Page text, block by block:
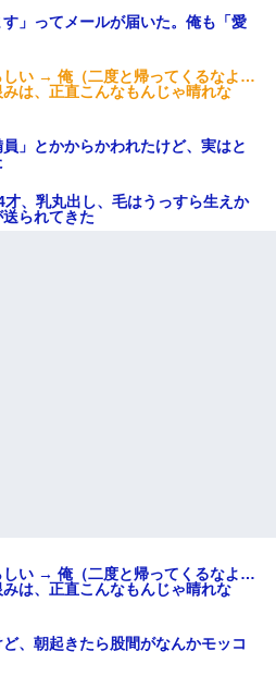
」ってメールが届いた。俺も「愛
しい → 俺（二度と帰ってくるなよ…
は、正直こんなもんじゃ晴れな
」とかからかわれたけど、実はと
才、乳丸出し、毛はうっすら生えか
られてきた
しい → 俺（二度と帰ってくるなよ…
は、正直こんなもんじゃ晴れな
、朝起きたら股間がなんかモッコ